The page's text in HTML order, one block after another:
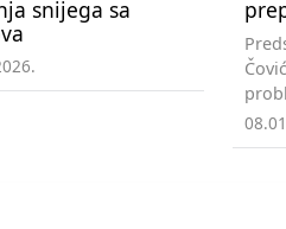
snijega sa